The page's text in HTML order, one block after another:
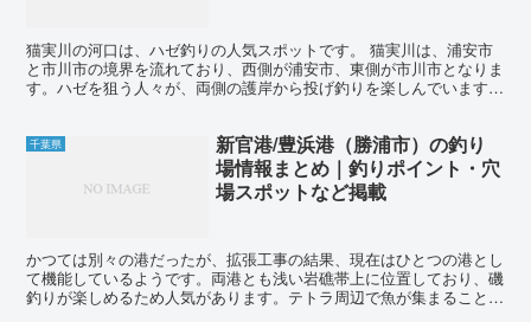
猫実川の河口は、ハゼ釣りの人気スポットです。 猫実川は、浦安市
と市川市の境界を流れており、西側が浦安市、東側が市川市となりま
す。ハゼを狙う人々が、両側の護岸から投げ釣りを楽しんでいます。
千葉県
新官港/豊浜港（勝浦市）の釣り
場情報まとめ｜釣りポイント・穴
場スポットなど掲載
かつては別々の港だったが、拡張工事の結果、現在はひとつの港とし
て機能しているようです。両港とも浅い岩礁帯上に位置しており、磯
釣りが楽しめるため人気があります。テトラ周辺で魚が集まることが